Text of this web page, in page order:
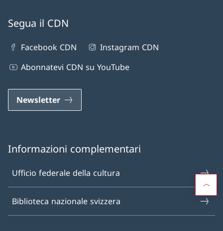
Segua il CDN
Facebook CDN
Instagram CDN
Abonnatevi CDN su YouTube
Newsletter
Informazioni complementari
Ufficio federale della cultura
Biblioteca nazionale svizzera